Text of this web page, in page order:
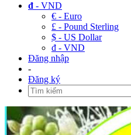
đ - VND
€ - Euro
£ - Pound Sterling
$ - US Dollar
đ - VND
Đăng nhập
-
Đăng ký